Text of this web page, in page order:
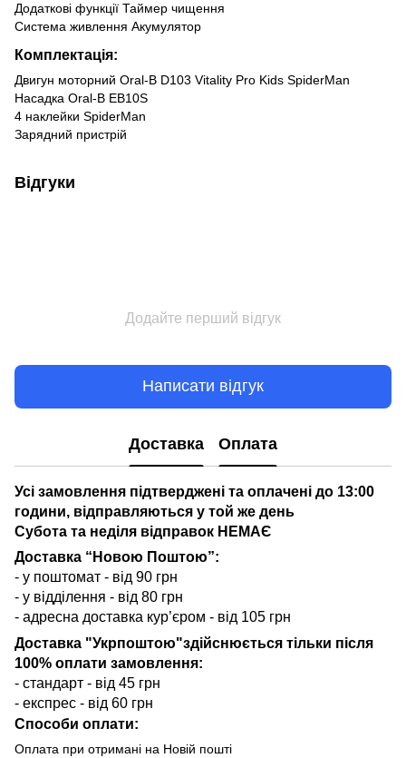
Додаткові функції Таймер чищення
Система живлення Акумулятор
Комплектація:
Двигун моторний Oral-B D103 Vitality Pro Kids SpiderMan
Насадка Oral-B EB10S
4 наклейки SpiderMan
Зарядний пристрій
Відгуки
Додайте перший відгук
Написати відгук
Доставка Оплата
Усі замовлення підтверджені та оплачені до 13:00
години, відправляються у той же день
Субота та неділя відправок НЕМАЄ
Доставка “Новою Поштою”:
- у поштомат - від 90 грн
- у відділення - від 80 грн
- адресна доставка кур’єром - від 105 грн
Доставка "Укрпоштою"здійснюється тільки після
100% оплати замовлення:
- стандарт - від 45 грн
- експрес - від 60 грн
Способи оплати:
Оплата при отримані на Новій пошті